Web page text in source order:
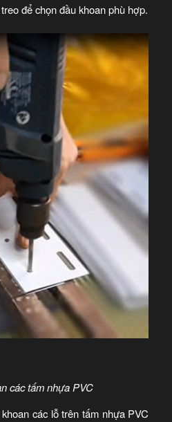
để chọn đầu khoan phù hợp.
các tấm nhựa PVC
các lỗ trên tấm nhựa PVC